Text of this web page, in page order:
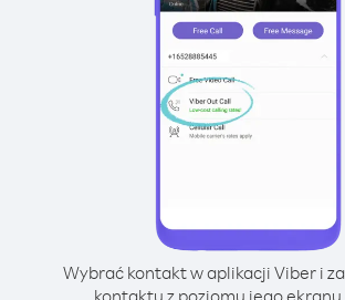
Wybrać kontakt w aplikacji Viber i
kontaktu z poziomu jego